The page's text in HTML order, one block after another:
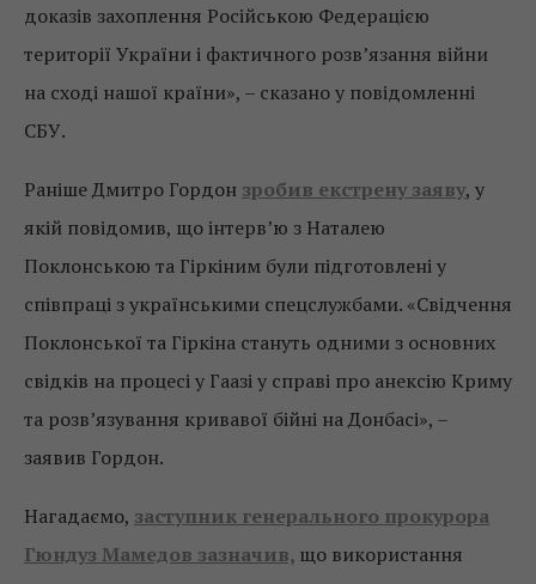
доказів захоплення Російською Федерацією
території України і фактичного розв’язання війни
на сході нашої країни», – сказано у повідомленні
СБУ.
Раніше Дмитро Гордон зробив екстрену заяву, у
якій повідомив, що інтерв’ю з Наталею
Поклонською та Гіркіним були підготовлені у
співпраці з українськими спецслужбами. «Свідчення
Поклонської та Гіркіна стануть одними з основних
свідків на процесі у Гаазі у справі про анексію Криму
та розв’язування кривавої бійні на Донбасі», –
заявив Гордон.
Нагадаємо, заступник генерального прокурора
Гюндуз Мамедов зазначив, що використання